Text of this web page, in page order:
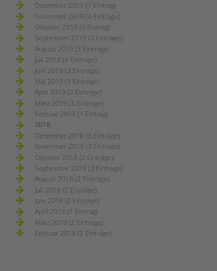
Dezember 2019 (1 Eintrag)
November 2019 (4 Einträge)
Oktober 2019 (1 Eintrag)
September 2019 (3 Einträge)
August 2019 (3 Einträge)
Juli 2019 (4 Einträge)
Juni 2019 (3 Einträge)
Mai 2019 (3 Einträge)
April 2019 (2 Einträge)
März 2019 (3 Einträge)
Februar 2019 (1 Eintrag)
2018
Dezember 2018 (3 Einträge)
November 2018 (3 Einträge)
Oktober 2018 (2 Einträge)
September 2018 (3 Einträge)
August 2018 (2 Einträge)
Juli 2018 (2 Einträge)
Juni 2018 (2 Einträge)
April 2018 (1 Eintrag)
März 2018 (2 Einträge)
Februar 2018 (2 Einträge)